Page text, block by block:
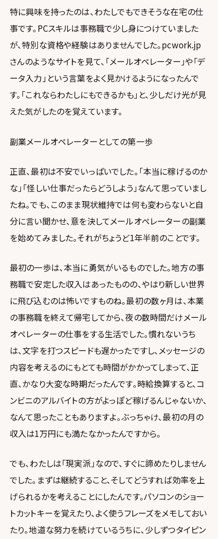
特に興味を持ったのは、わたしでもできそうな在宅の仕
事です。PCスキルは事務職で少し身につけていました
が、特別な資格や経験はありませんでした。pcwork.jp
さんのようなサイトを見て、「メールオペレーター」や「デ
ータ入力」という言葉をよく見かけるようになったんで
す。「これならわたしにもできるかも」と、少しだけ光が見
えた気がしたのを覚えています。
副業メールオペレーターとしての第一歩
正直、最初は不安でいっぱいでした。「本当に稼げるのか
な」「怪しい仕事だったらどうしよう」なんて思っていまし
たね。でも、このまま現状維持では何も変わらないと自
分に言い聞かせ、意を決してメールオペレーターの副業
を始めてみました。それがちょうど1年半前のことです。
最初の一歩は、本当に勇気がいるものでした。地方の事
務職で安定した収入はあったものの、やはり新しい世界
に飛び込むのは怖いですものね。最初の数ヶ月は、本業
の事務職を終えて帰宅してから、夜の数時間だけメール
オペレーターの仕事をする生活でした。慣れないうち
は、文字を打つスピードも遅かったですし、メッセージの
内容を考えるのにもとても時間がかかってしまって、正
直、かなり大変な時期だったんです。時給換算すると、コ
ンビニのアルバイトの方がよっぽど稼げるんじゃないか、
なんて思ったこともありますよ。ぶっちゃけ、最初の月の
収入は1万円にも満たなかったんですから。
でも、わたしは「現実派」なので、すぐに諦めたりしません
でした。まずは継続すること、そしてどうすれば効率を上
げられるかを考えることにしたんです。パソコンのショー
トカットキーを覚えたり、よく使うフレーズをメモしておい
たり。地道な努力を続けているうちに、少しずつタイピン